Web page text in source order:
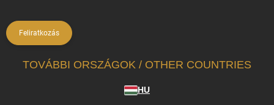
Feliratkozás
TOVÁBBI ORSZÁGOK / OTHER COUNTRIES
HU